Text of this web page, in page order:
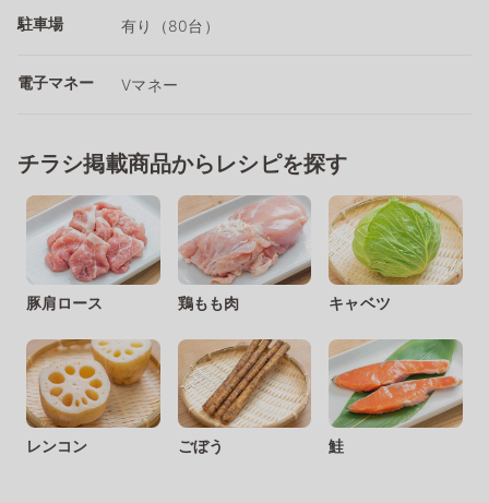
駐車場 有り（80台）
電子マネー Vマネー
チラシ掲載商品からレシピを探す
豚肩ロース 鶏もも肉 キャベツ
レンコン ごぼう 鮭